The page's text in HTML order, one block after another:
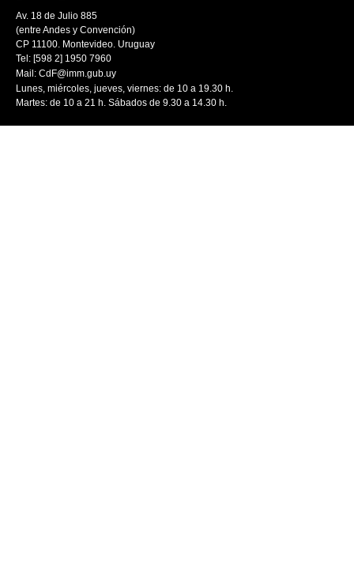
Av. 18 de Julio 885
(entre Andes y Convención)
CP 11100. Montevideo. Uruguay
Tel: [598 2] 1950 7960
Mail: CdF@imm.gub.uy
Lunes, miércoles, jueves, viernes: de 10 a 19.30 h.
Martes: de 10 a 21 h. Sábados de 9.30 a 14.30 h.